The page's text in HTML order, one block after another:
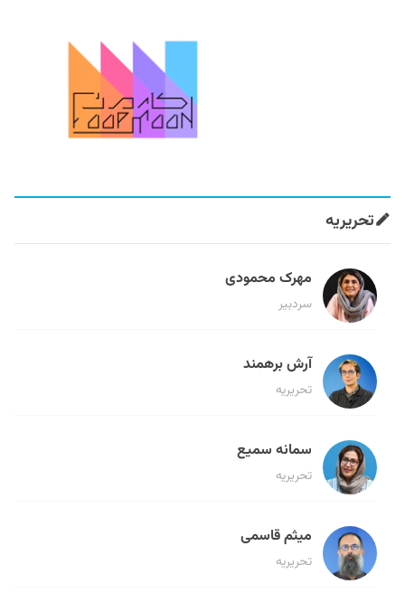
تحریریه
مهرک محمودی
سردبیر
آرش برهمند
تحریریه
سمانه سمیع
تحریریه
میثم قاسمی
تحریریه